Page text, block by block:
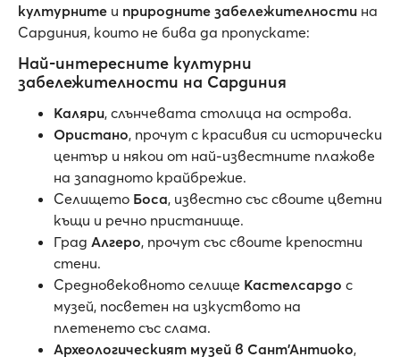
културните и природните забележителности на
Сардиния, които не бива да пропускате:
Най-интересните културни
забележителности на Сардиния
Каляри, слънчевата столица на острова.
Ористано, прочут с красивия си исторически
център и някои от най-известните плажове
на западното крайбрежие.
Селището Боса, известно със своите цветни
къщи и речно пристанище.
Град Алгеро, прочут със своите крепостни
стени.
Средновековното селище Кастелсардо с
музей, посветен на изкуството на
плетенето със слама.
Археологическият музей в Сант'Антиоко,